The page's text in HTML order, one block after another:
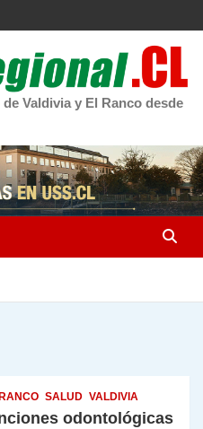
Valdivia y El Ranco desde
SALUD VALDIVIA
odontológicas